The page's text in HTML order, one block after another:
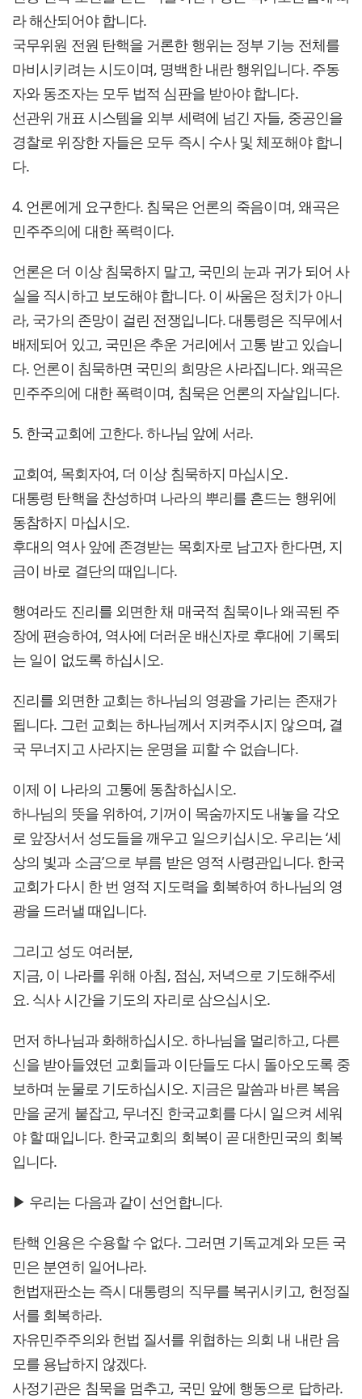
라 해산되어야 합니다.
국무위원 전원 탄핵을 거론한 행위는 정부 기능 전체를
마비시키려는 시도이며, 명백한 내란 행위입니다. 주동
자와 동조자는 모두 법적 심판을 받아야 합니다.
선관위 개표 시스템을 외부 세력에 넘긴 자들, 중공인을
경찰로 위장한 자들은 모두 즉시 수사 및 체포해야 합니
다.
4. 언론에게 요구한다. 침묵은 언론의 죽음이며, 왜곡은
민주주의에 대한 폭력이다.
언론은 더 이상 침묵하지 말고, 국민의 눈과 귀가 되어 사
실을 직시하고 보도해야 합니다. 이 싸움은 정치가 아니
라, 국가의 존망이 걸린 전쟁입니다. 대통령은 직무에서
배제되어 있고, 국민은 추운 거리에서 고통 받고 있습니
다. 언론이 침묵하면 국민의 희망은 사라집니다. 왜곡은
민주주의에 대한 폭력이며, 침묵은 언론의 자살입니다.
5. 한국교회에 고한다. 하나님 앞에 서라.
교회여, 목회자여, 더 이상 침묵하지 마십시오.
대통령 탄핵을 찬성하며 나라의 뿌리를 흔드는 행위에
동참하지 마십시오.
후대의 역사 앞에 존경받는 목회자로 남고자 한다면, 지
금이 바로 결단의 때입니다.
행여라도 진리를 외면한 채 매국적 침묵이나 왜곡된 주
장에 편승하여, 역사에 더러운 배신자로 후대에 기록되
는 일이 없도록 하십시오.
진리를 외면한 교회는 하나님의 영광을 가리는 존재가
됩니다. 그런 교회는 하나님께서 지켜주시지 않으며, 결
국 무너지고 사라지는 운명을 피할 수 없습니다.
이제 이 나라의 고통에 동참하십시오.
하나님의 뜻을 위하여, 기꺼이 목숨까지도 내놓을 각오
로 앞장서서 성도들을 깨우고 일으키십시오. 우리는 ‘세
상의 빛과 소금’으로 부름 받은 영적 사령관입니다. 한국
교회가 다시 한 번 영적 지도력을 회복하여 하나님의 영
광을 드러낼 때입니다.
그리고 성도 여러분,
지금, 이 나라를 위해 아침, 점심, 저녁으로 기도해주세
요. 식사 시간을 기도의 자리로 삼으십시오.
먼저 하나님과 화해하십시오. 하나님을 멀리하고, 다른
신을 받아들였던 교회들과 이단들도 다시 돌아오도록 중
보하며 눈물로 기도하십시오. 지금은 말씀과 바른 복음
만을 굳게 붙잡고, 무너진 한국교회를 다시 일으켜 세워
야 할 때입니다. 한국교회의 회복이 곧 대한민국의 회복
입니다.
▶ 우리는 다음과 같이 선언합니다.
탄핵 인용은 수용할 수 없다. 그러면 기독교계와 모든 국
민은 분연히 일어나라.
헌법재판소는 즉시 대통령의 직무를 복귀시키고, 헌정질
서를 회복하라.
자유민주주의와 헌법 질서를 위협하는 의회 내 내란 음
모를 용납하지 않겠다.
사정기관은 침묵을 멈추고, 국민 앞에 행동으로 답하라.